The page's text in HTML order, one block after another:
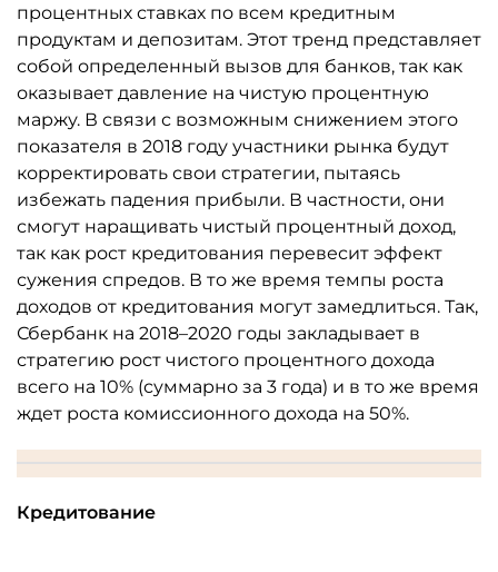
процентных ставках по всем кредитным
продуктам и депозитам. Этот тренд представляет
собой определенный вызов для банков, так как
оказывает давление на чистую процентную
маржу. В связи с возможным снижением этого
показателя в 2018 году участники рынка будут
корректировать свои стратегии, пытаясь
избежать падения прибыли. В частности, они
смогут наращивать чистый процентный доход,
так как рост кредитования перевесит эффект
сужения спредов. В то же время темпы роста
доходов от кредитования могут замедлиться. Так,
Сбербанк на 2018–2020 годы закладывает в
стратегию рост чистого процентного дохода
всего на 10% (суммарно за 3 года) и в то же время
ждет роста комиссионного дохода на 50%.
Кредитование